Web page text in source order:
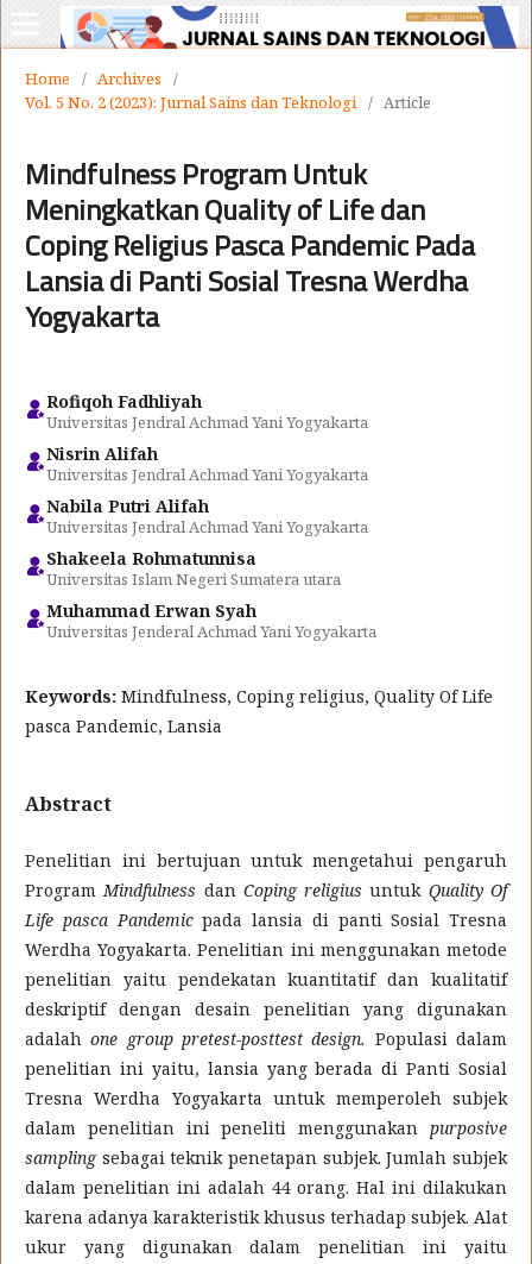
Home / Archives
/
Vol. 5 No. 2 (2023): Jurnal Sains dan Teknologi / Article
Mindfulness Program Untuk
Meningkatkan Quality of Life dan
Coping Religius Pasca Pandemic Pada
Lansia di Panti Sosial Tresna Werdha
Yogyakarta
Rofiqoh Fadhliyah
Universitas Jendral Achmad Yani Yogyakarta
Nisrin Alifah
Universitas Jendral Achmad Yani Yogyakarta
Nabila Putri Alifah
Universitas Jendral Achmad Yani Yogyakarta
Shakeela Rohmatunnisa
Universitas Islam Negeri Sumatera utara
Muhammad Erwan Syah
Universitas Jenderal Achmad Yani Yogyakarta
Keywords: Mindfulness, Coping religius, Quality Of Life
pasca Pandemic, Lansia
Abstract
Penelitian ini bertujuan untuk mengetahui pengaruh
ProgramMindfulness dan Coping religius untuk Quality Of
Life pasca Pandemicpada lansia di panti Sosial Tresna
Werdha Yogyakarta. Penelitian ini menggunakan metode
penelitian yaitu pendekatan kuantitatif dan kualitatif
deskriptif dengan desain penelitian yang digunakan
adalah one group pretest-posttest design. Populasi dalam
penelitian ini yaitu, lansia yang berada di Panti Sosial
Tresna Werdha Yogyakarta untuk memperoleh subjek
dalam penelitian ini peneliti menggunakan purposive
sampling sebagai teknik penetapan subjek. Jumlah subjek
dalam penelitian ini adalah 44 orang. Hal ini dilakukan
karena adanya karakteristik khusus terhadap subjek. Alat
ukur yang digunakan dalam penelitian ini yaitu